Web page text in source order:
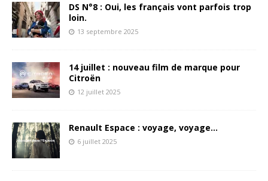
DS N°8 : Oui, les français vont parfois trop
loin.
13 septembre 2025
14 juillet : nouveau film de marque pour
Citroën
12 juillet 2025
Renault Espace : voyage, voyage…
6 juillet 2025